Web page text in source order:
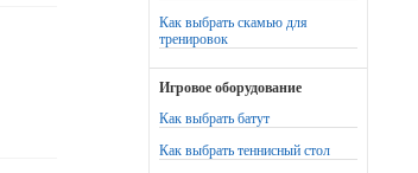
Как выбрать скамью для
тренировок
Игровое оборудование
Как выбрать батут
Как выбрать теннисный стол